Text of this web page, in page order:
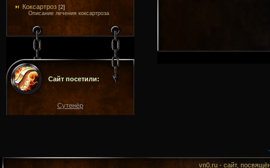
Коксартроз [2]
Описание лечения коксартроза
Сайт посетили:
Сутенёр
vn0.ru - сайт,